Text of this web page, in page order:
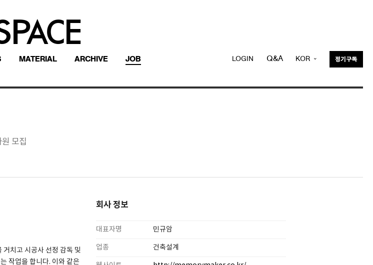
MATERIAL ARCHIVE
JOB
LOGIN Q&A KOR 정기구독
모집
치고 시공사 선정 감독 및
작업을 합니다. 이와 같은
회사 정보
대표자명 민규암
업종 건축설계